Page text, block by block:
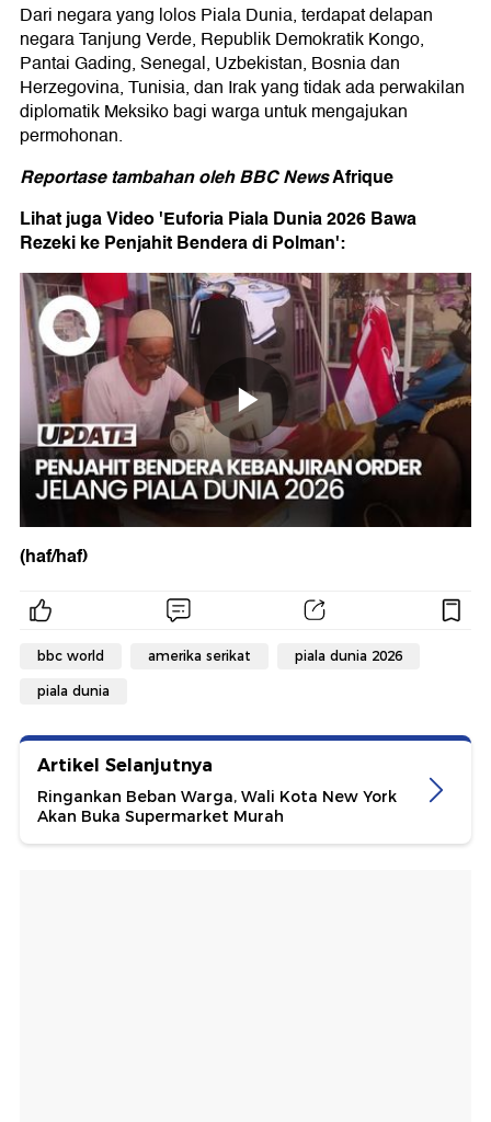
Dari negara yang lolos Piala Dunia, terdapat delapan
negara Tanjung Verde, Republik Demokratik Kongo,
Pantai Gading, Senegal, Uzbekistan, Bosnia dan
Herzegovina, Tunisia, dan Irak yang tidak ada perwakilan
diplomatik Meksiko bagi warga untuk mengajukan
permohonan.
Reportase tambahan oleh BBC NewsAfrique
Lihat juga Video 'Euforia Piala Dunia 2026 Bawa
Rezeki ke Penjahit Bendera di Polman':
(haf/haf)
bbc world amerika serikat piala dunia 2026
piala dunia
Artikel Selanjutnya
Ringankan Beban Warga, Wali Kota New York
Akan Buka Supermarket Murah